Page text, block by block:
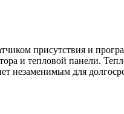
присутствия и
и тепловой панели.
незаменимым для